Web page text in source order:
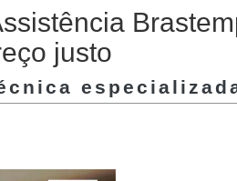
justo